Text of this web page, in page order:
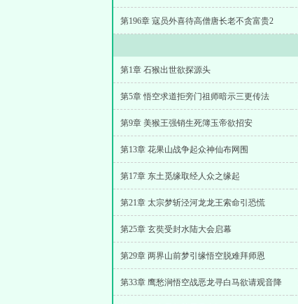
第196章 寇员外喜待高僧唐长老不贪富贵2
第1章 石猴出世欲探源头
第5章 悟空求道拒旁门祖师暗示三更传法
第9章 美猴王强销生死簿玉帝欲招安
第13章 花果山战争起众神仙布网围
第17章 东土觅缘取经人众之缘起
第21章 太宗梦斩泾河龙龙王索命引恐慌
第25章 玄奘受封水陆大会启幕
第29章 两界山前梦引缘悟空脱难拜师恩
第33章 鹰愁涧悟空战恶龙寻白马欲请观音降